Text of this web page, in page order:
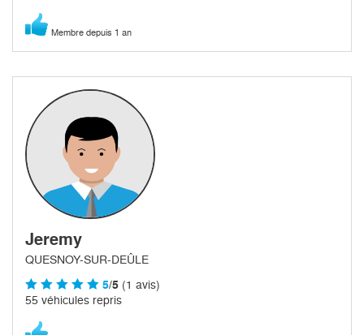
Membre depuis 1 an
Jeremy
QUESNOY-SUR-DEÛLE
5/5 (1 avis)
55 véhicules repris